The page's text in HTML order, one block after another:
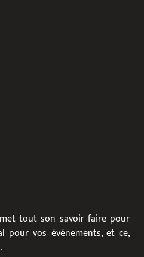
tout son savoir faire pour
pour vos événements, et ce,